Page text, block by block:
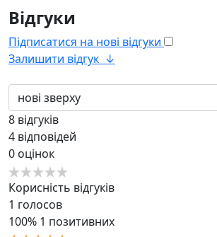
Відгуки
Підписатися на нові відгуки
Залишити відгук ↓
8 відгуків
4 відповідей
0 оцінок
Корисність відгуків
1 голосов
100% 1 позитивних